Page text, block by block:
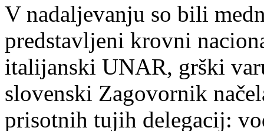
V nadaljevanju so bili
predstavljeni krovni
italijanski UNAR, grški
slovenski Zagovornik
prisotnih tujih delegacij: